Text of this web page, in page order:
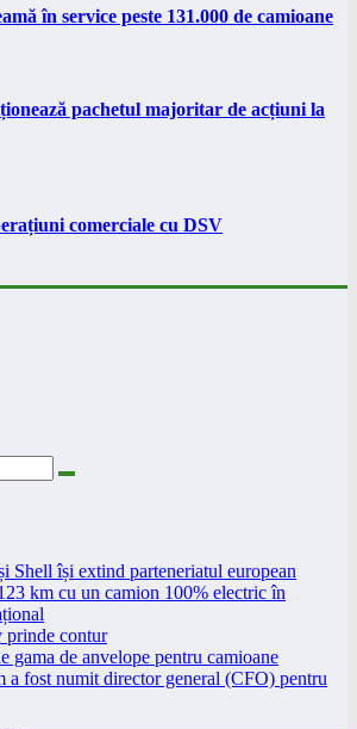
în service peste 131.000 de camioane
pachetul majoritar de acțiuni la
comerciale cu DSV
își extind parteneriatul european
km cu un camion 100% electric în
prinde contur
gama de anvelope pentru camioane
a fost numit director general (CFO) pentru